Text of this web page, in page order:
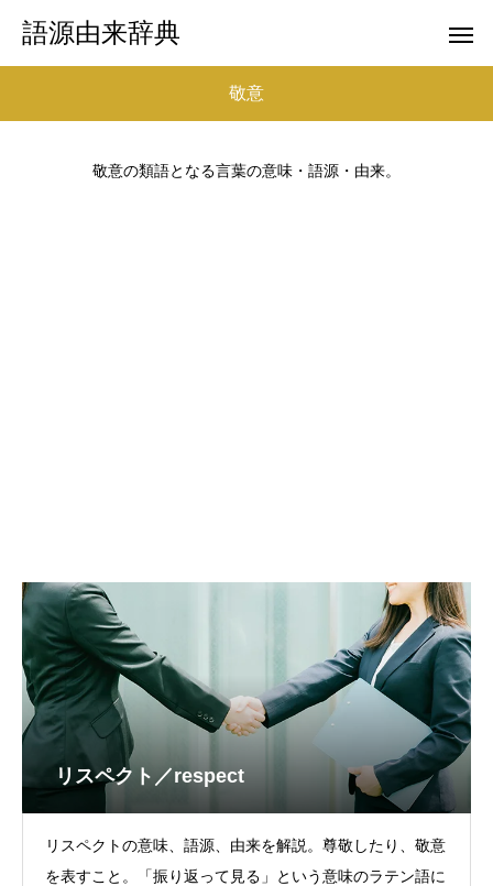
語源由来辞典
敬意
敬意の類語となる言葉の意味・語源・由来。
リスペクト／respect
リスペクトの意味、語源、由来を解説。尊敬したり、敬意
を表すこと。「振り返って見る」という意味のラテン語に